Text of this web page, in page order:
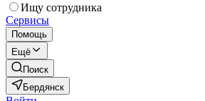
Ищу сотрудника
Сервисы
Помощь
Ещё
Поиск
Бердянск